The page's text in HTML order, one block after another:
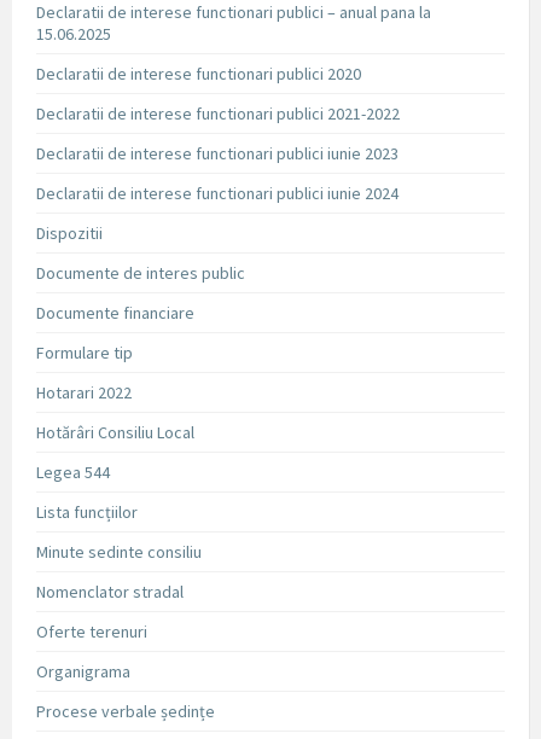
Declaratii de interese functionari publici – anual pana la
15.06.2025
Declaratii de interese functionari publici 2020
Declaratii de interese functionari publici 2021-2022
Declaratii de interese functionari publici iunie 2023
Declaratii de interese functionari publici iunie 2024
Dispozitii
Documente de interes public
Documente financiare
Formulare tip
Hotarari 2022
Hotărâri Consiliu Local
Legea 544
Lista funcțiilor
Minute sedinte consiliu
Nomenclator stradal
Oferte terenuri
Organigrama
Procese verbale ședințe